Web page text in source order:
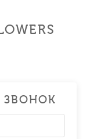
ЗВОНОК